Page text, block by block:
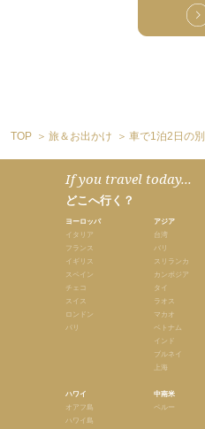
TOP 旅＆お出かけ 車で1泊2日の
If you travel today...
どこへ行く？
ヨーロッパ
イタリア
フランス
イギリス
スペイン
チェコ
スイス
ロンドン
パリ
ハワイ
オアフ島
ハワイ島
アジア
台湾
バリ
スリランカ
カンボジア
タイ
ラオス
マカオ
ベトナム
インド
ブルネイ
上海
中南米
ペルー